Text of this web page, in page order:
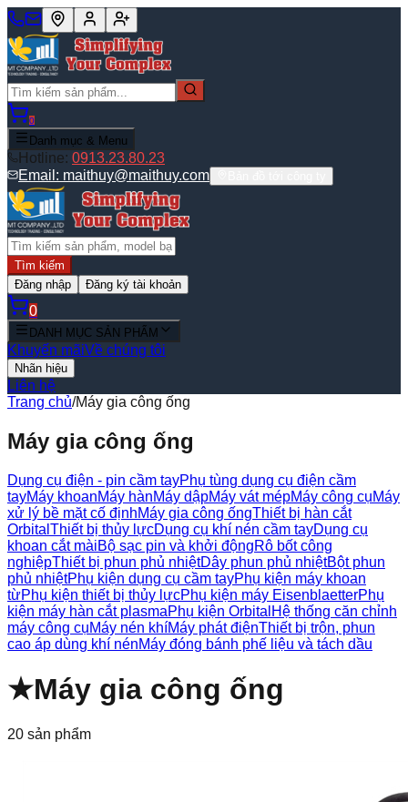
0
Danh mục & Menu
Hotline: 0913.23.80.23
Email: maithuy@maithuy.com
Tìm kiếm
Đăng nhập
Đăng ký tài khoản
0
DANH MỤC SẢN PHẨM
Khuyến mãiVề chúng tôi
Nhãn hiệu
Liên hệ
Trang chủ/Máy gia công ống
Máy gia công ống
Dụng cụ điện - pin cầm tayPhụ tùng dụng cụ điện cầm
tayMáy khoanMáy hànMáy dậpMáy vát mépMáy công cụMáy
xử lý bề mặt cố địnhMáy gia công ốngThiết bị hàn cắt
Orbital Thiết bị thủy lựcDụng cụ khí nén cầm tayDụng cụ
khoan cắt màiBộ sạc pin và khởi độngRô bốt công
nghiệpThiết bị phun phủ nhiệtDây phun phủ nhiệtBột phun
phủ nhiệtPhụ kiện dụng cụ cầm tayPhụ kiện máy khoan
từPhụ kiện thiết bị thủy lựcPhụ kiện máy EisenblaetterPhụ
kiện máy hàn cắt plasmaPhụ kiện Orbital Hệ thống căn chỉnh
máy công cụMáy nén khíMáy phát điệnThiết bị trộn, phun
cao áp dùng khí nénMáy đóng bánh phế liệu và tách dầu
★Máy gia công ống
20 sản phẩm